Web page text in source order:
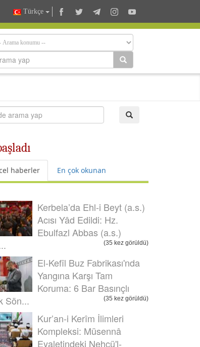
Türkçe
haberler En çok okunan
Kerbela’da Ehl-i Beyt (a.s.)
Acısı Yâd Edildi: Hz.
Ebulfazl Abbas (a.s.)
(35 kez görüldü)
El-Kefîl Buz Fabrikası'nda
Yangına Karşı Tam
Koruma: 6 Bar Basınçlı
Sön...
(35 kez görüldü)
Kur’an-i Kerîm İlimleri
Kompleksi: Müsennâ
Eyaletindeki Nehcü'l-